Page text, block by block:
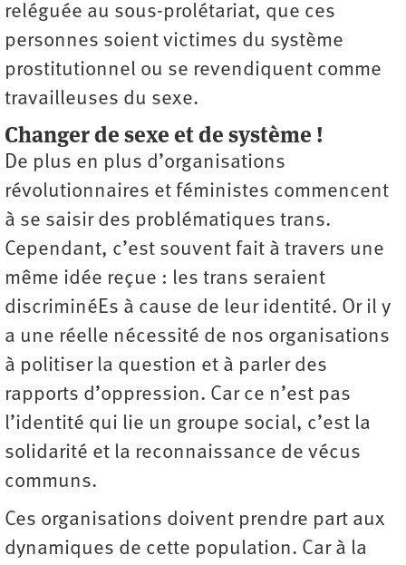
reléguée au sous-prolétariat, que ces
personnes soient victimes du système
prostitutionnel ou se revendiquent comme
travailleuses du sexe.
Changer de sexe et de système !
De plus en plus d’organisations
révolutionnaires et féministes commencent
à se saisir des problématiques trans.
Cependant, c’est souvent fait à travers une
même idée reçue : les trans seraient
discriminéEs à cause de leur identité. Or il y
a une réelle nécessité de nos organisations
à politiser la question et à parler des
rapports d’oppression. Car ce n’est pas
l’identité qui lie un groupe social, c’est la
solidarité et la reconnaissance de vécus
communs.
Ces organisations doivent prendre part aux
dynamiques de cette population. Car à la